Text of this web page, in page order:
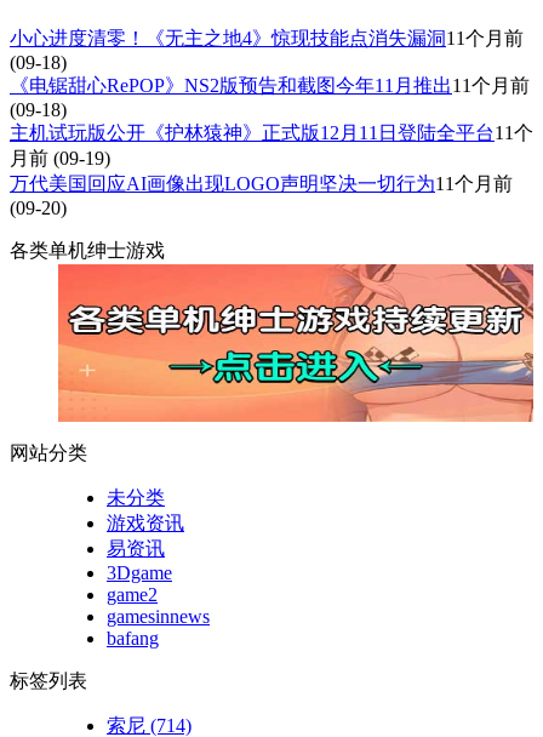
小心进度清零！《无主之地4》惊现技能点消失漏洞11个月前
(09-18)
《电锯甜心RePOP》NS2版预告和截图今年11月推出11个月前
(09-18)
主机试玩版公开《护林猿神》正式版12月11日登陆全平台11个
月前 (09-19)
万代美国回应AI画像出现LOGO声明坚决一切行为11个月前
(09-20)
各类单机绅士游戏
网站分类
未分类
游戏资讯
易资讯
3Dgame
game2
gamesinnews
bafang
标签列表
索尼 (714)